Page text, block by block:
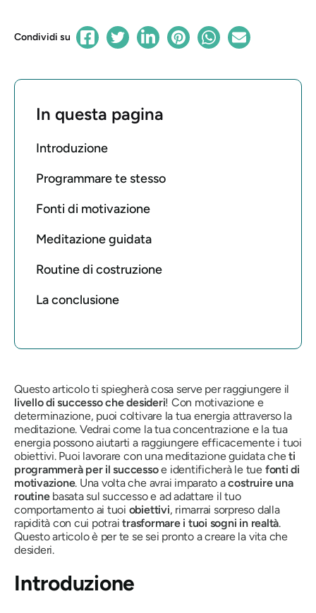
Condividi su
In questa pagina
Introduzione
Programmare te stesso
Fonti di motivazione
Meditazione guidata
Routine di costruzione
La conclusione
Questo articolo ti spiegherà cosa serve per raggiungere il
livello di successo che desideri! Con motivazione e
determinazione, puoi coltivare la tua energia attraverso la
meditazione. Vedrai come la tua concentrazione e la tua
energia possono aiutarti a raggiungere efficacemente i tuoi
obiettivi. Puoi lavorare con una meditazione guidata cheti
programmerà per il successoe identificherà le tue fonti di
motivazione. Una volta che avrai imparato acostruire una
routinebasata sul successo e ad adattare il tuo
comportamento ai tuoi obiettivi, rimarrai sorpreso dalla
rapidità con cui potraitrasformare i tuoi sogni in realtà.
Questo articolo è per te se sei pronto a creare la vita che
desideri.
Introduzione